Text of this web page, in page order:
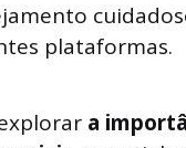
plataformas.
a